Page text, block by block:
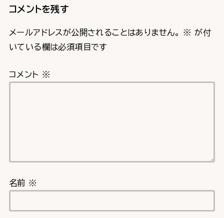
コメントを残す
メールアドレスが公開されることはありません。 ※ が付
いている欄は必須項目です
コメント ※
名前 ※